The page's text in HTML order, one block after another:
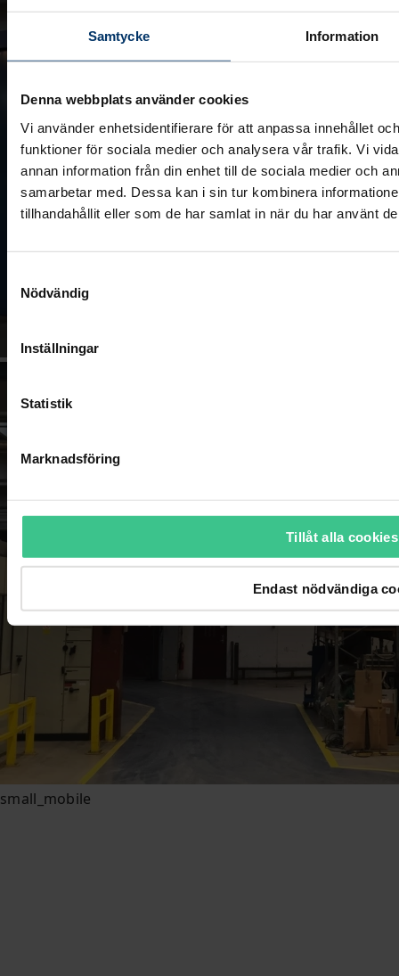
Samtycke Information
Denna webbplats använder cookies
Vi använder enhetsidentifierare för att anpassa innehållet
funktioner för sociala medier och analysera vår trafik. Vi
annan information från din enhet till de sociala medier och
samarbetar med. Dessa kan i sin tur kombinera
tillhandahållit eller som de har samlat in när du har använt
Nödvändig
Inställningar
Statistik
Marknadsföring
Tillåt alla cookies
Endast nödvändiga